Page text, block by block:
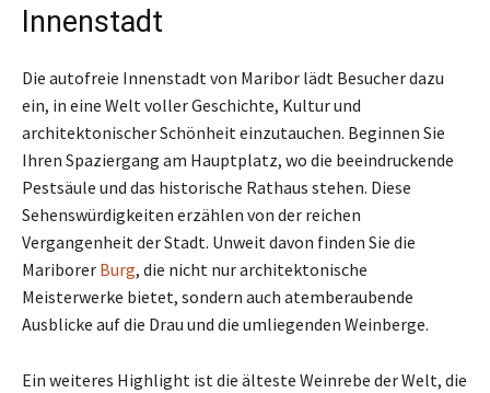
Innenstadt
Die autofreie Innenstadt von Maribor lädt Besucher dazu
ein, in eine Welt voller Geschichte, Kultur und
architektonischer Schönheit einzutauchen. Beginnen Sie
Ihren Spaziergang am Hauptplatz, wo die beeindruckende
Pestsäule und das historische Rathaus stehen. Diese
Sehenswürdigkeiten erzählen von der reichen
Vergangenheit der Stadt. Unweit davon finden Sie die
Mariborer Burg, die nicht nur architektonische
Meisterwerke bietet, sondern auch atemberaubende
Ausblicke auf die Drau und die umliegenden Weinberge.
Ein weiteres Highlight ist die älteste Weinrebe der Welt, die